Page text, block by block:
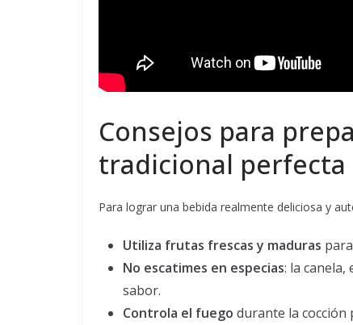
Consejos para
tradicional perfecta
Para lograr una bebida realmente deliciosa y
Utiliza frutas frescas y maduras
No escatimes en especias: la canela,
sabor.
Controla el fuego durante la cocción